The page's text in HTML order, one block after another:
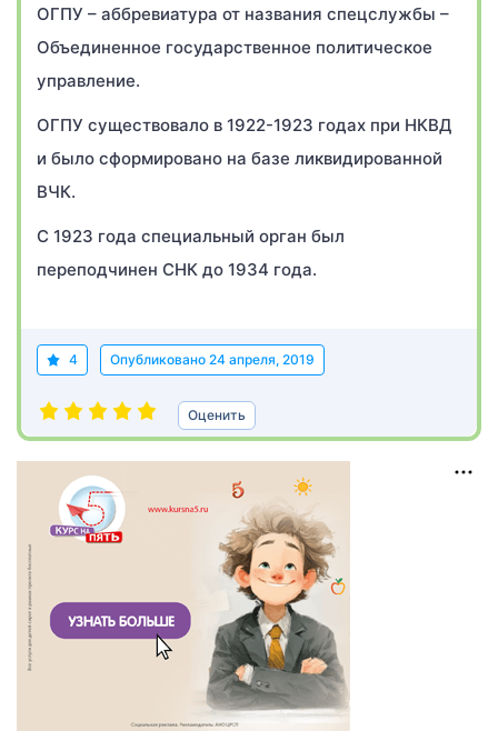
ОГПУ – аббревиатура от названия спецслужбы –
Объединенное государственное политическое
управление.
ОГПУ существовало в 1922-1923 годах при НКВД
и было сформировано на базе ликвидированной
ВЧК.
С 1923 года специальный орган был
переподчинен СНК до 1934 года.
4 Опубликовано 24 апреля, 2019
Оценить